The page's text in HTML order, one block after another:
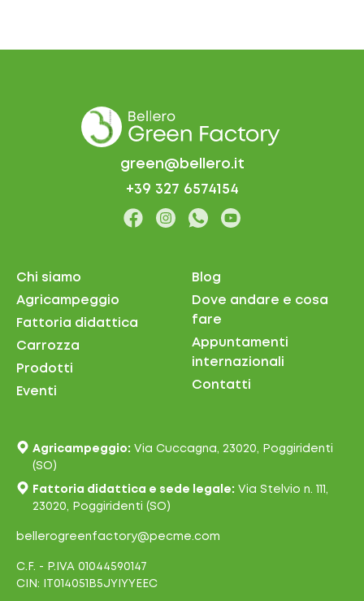
green@bellero.it
+39 327 6574154
Chi siamo
Agricampeggio
Fattoria didattica
Carrozza
Prodotti
Eventi
Blog
Dove andare e cosa
fare
Appuntamenti
internazionali
Contatti
Agricampeggio: Via Cuccagna, 23020, Poggiridenti
(SO)
Fattoria didattica e sede legale: Via Stelvio n. 111,
23020, Poggiridenti (SO)
bellerogreenfactory@pecme.com
C.F. - P.IVA 01044590147
CIN: IT014051B5JYIYYEEC